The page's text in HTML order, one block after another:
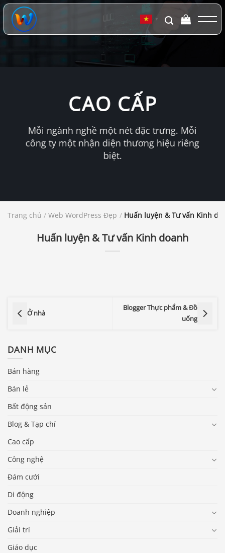
Chuyển
đến
dung
▼
CAO CẤP
Mỗi ngành nghề một nét đặc trưng. Mỗi
công ty một nhận diện thương hiệu riêng
biệt.
Trang chủ / Web WordPress Đẹp / Huấn luyện & Tư vấn Kinh
Huấn luyện & Tư vấn Kinh doanh
Ở nhà
Blogger Thực phẩm & Đồ
uống
DANH MỤC
Bán hàng
Bán lẻ
Bất động sản
Blog & Tạp chí
Cao cấp
Công nghệ
Đám cưới
Di động
Doanh nghiệp
Giải trí
Giáo dục